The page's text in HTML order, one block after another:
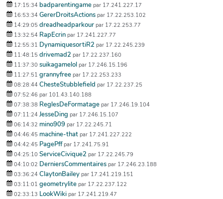
17:15:34 badparentingame par 17.241.227.17
16:53:34 GererDroitsActions par 17.22.253.102
14:29:05 dreadheadparkour par 17.22.253.77
13:32:54 RapEcrin par 17.241.227.77
12:55:31 DynamiquesortiR2 par 17.22.245.239
11:48:15 drivemad2 par 17.22.237.160
11:37:30 suikagamelol par 17.246.15.196
11:27:51 grannyfree par 17.22.253.233
08:28:44 ChesteStubblefield par 17.22.237.25
07:52:46 par 101.43.140.188
07:38:38 ReglesDeFormatage par 17.246.19.104
07:11:24 JesseDing par 17.246.15.107
06:14:32 mino909 par 17.22.245.71
04:46:45 machine-that par 17.241.227.222
04:42:45 PagePff par 17.241.75.91
04:25:10 ServiceCivique2 par 17.22.245.79
04:10:02 DerniersCommentaires par 17.246.23.188
03:36:24 ClaytonBailey par 17.241.219.151
03:11:01 geometrylite par 17.22.237.122
02:33:13 LookWiki par 17.241.219.47